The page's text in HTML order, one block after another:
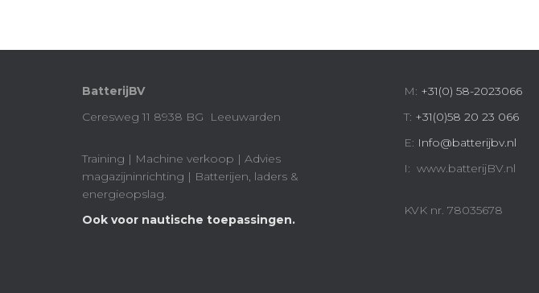
BatterijBV
Ceresweg 11 8938 BG Leeuwarden
Training | Machine verkoop | Advies
magazijninrichting | Batterijen, laders &
energieopslag.
Ook voor nautische toepassingen.
M: +31(0) 58-2023066
T: +31(0)58 20 23 066
E: Info@batterijbv.nl
I: www.batterijBV.nl
KVK nr. 78035678